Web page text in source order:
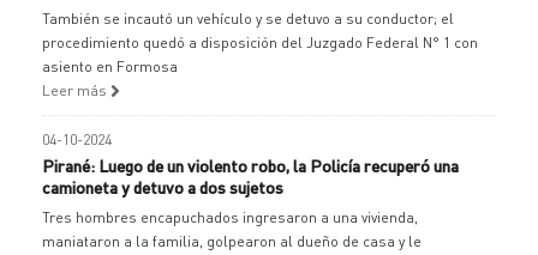
También se incautó un vehículo y se detuvo a su conductor; el
procedimiento quedó a disposición del Juzgado Federal N° 1 con
asiento en Formosa
Leer más
04-10-2024
Pirané: Luego de un violento robo, la Policía recuperó una
camioneta y detuvo a dos sujetos
Tres hombres encapuchados ingresaron a una vivienda,
maniataron a la familia, golpearon al dueño de casa y le